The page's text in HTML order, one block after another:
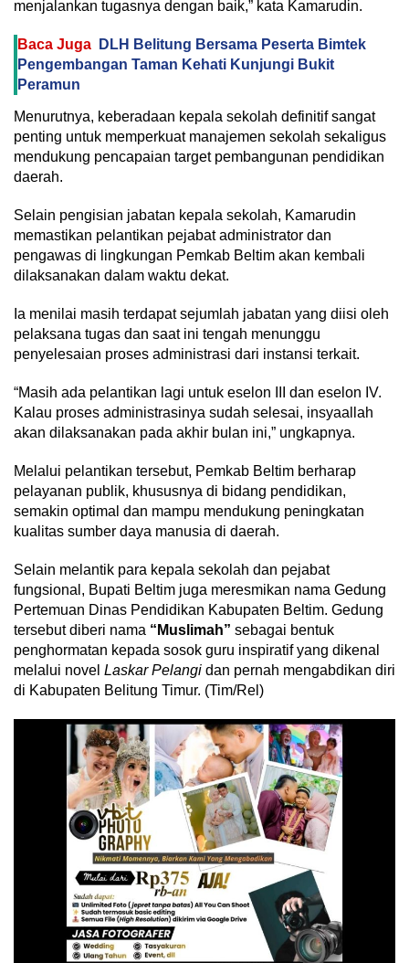
menjalankan tugasnya dengan baik,” kata Kamarudin.
Baca Juga
DLH Belitung Bersama Peserta Bimtek
Pengembangan Taman Kehati Kunjungi Bukit
Peramun
Menurutnya, keberadaan kepala sekolah definitif sangat
penting untuk memperkuat manajemen sekolah sekaligus
mendukung pencapaian target pembangunan pendidikan
daerah.
Selain pengisian jabatan kepala sekolah, Kamarudin
memastikan pelantikan pejabat administrator dan
pengawas di lingkungan Pemkab Beltim akan kembali
dilaksanakan dalam waktu dekat.
Ia menilai masih terdapat sejumlah jabatan yang diisi oleh
pelaksana tugas dan saat ini tengah menunggu
penyelesaian proses administrasi dari instansi terkait.
“Masih ada pelantikan lagi untuk eselon III dan eselon IV.
Kalau proses administrasinya sudah selesai, insyaallah
akan dilaksanakan pada akhir bulan ini,” ungkapnya.
Melalui pelantikan tersebut, Pemkab Beltim berharap
pelayanan publik, khususnya di bidang pendidikan,
semakin optimal dan mampu mendukung peningkatan
kualitas sumber daya manusia di daerah.
Selain melantik para kepala sekolah dan pejabat
fungsional, Bupati Beltim juga meresmikan nama Gedung
Pertemuan Dinas Pendidikan Kabupaten Beltim. Gedung
tersebut diberi nama “Muslimah” sebagai bentuk
penghormatan kepada sosok guru inspiratif yang dikenal
melalui novel Laskar Pelangi dan pernah mengabdikan diri
di Kabupaten Belitung Timur. (Tim/Rel)